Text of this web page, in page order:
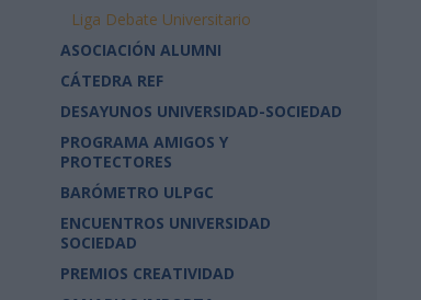
Liga Debate Universitario
ASOCIACIÓN ALUMNI
CÁTEDRA REF
DESAYUNOS UNIVERSIDAD-SOCIEDAD
PROGRAMA AMIGOS Y
PROTECTORES
BARÓMETRO ULPGC
ENCUENTROS UNIVERSIDAD
SOCIEDAD
PREMIOS CREATIVIDAD